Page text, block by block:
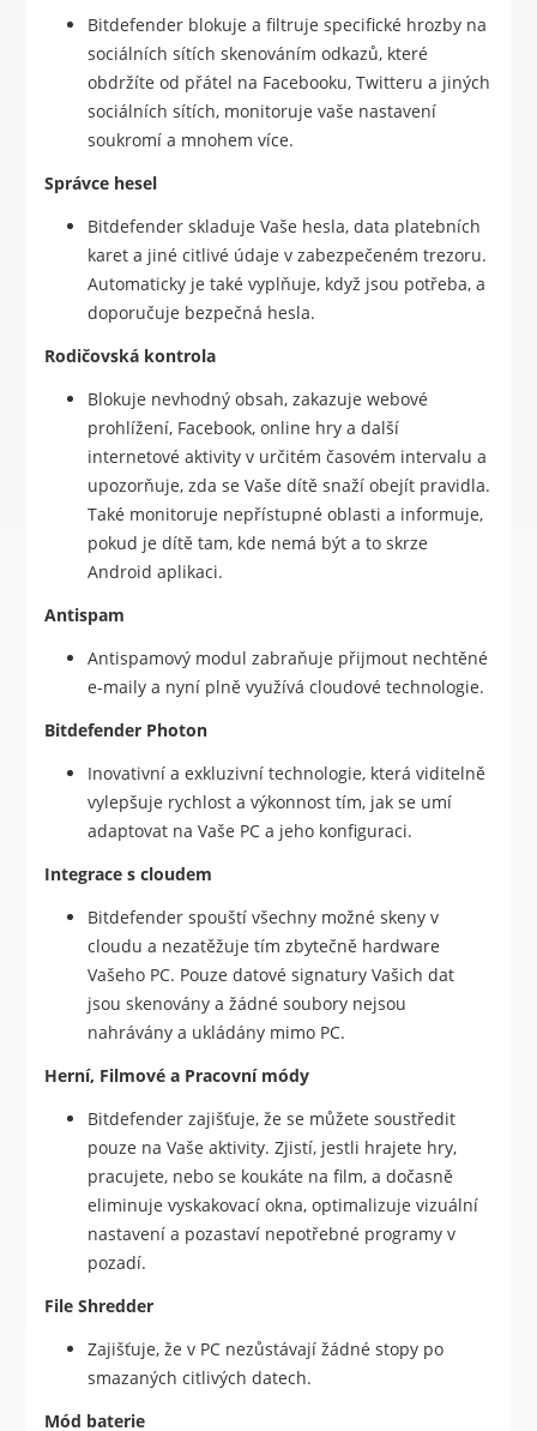
Bitdefender blokuje a filtruje specifické hrozby na
sociálních sítích skenováním odkazů, které
obdržíte od přátel na Facebooku, Twitteru a jiných
sociálních sítích, monitoruje vaše nastavení
soukromí a mnohem více.
Správce hesel
Bitdefender skladuje Vaše hesla, data platebních
karet a jiné citlivé údaje v zabezpečeném trezoru.
Automaticky je také vyplňuje, když jsou potřeba, a
doporučuje bezpečná hesla.
Rodičovská kontrola
Blokuje nevhodný obsah, zakazuje webové
prohlížení, Facebook, online hry a další
internetové aktivity v určitém časovém intervalu a
upozorňuje, zda se Vaše dítě snaží obejít pravidla.
Také monitoruje nepřístupné oblasti a informuje,
pokud je dítě tam, kde nemá být a to skrze
Android aplikaci.
Antispam
Antispamový modul zabraňuje přijmout nechtěné
e-maily a nyní plně využívá cloudové technologie.
Bitdefender Photon
Inovativní a exkluzivní technologie, která viditelně
vylepšuje rychlost a výkonnost tím, jak se umí
adaptovat na Vaše PC a jeho konfiguraci.
Integrace s cloudem
Bitdefender spouští všechny možné skeny v
cloudu a nezatěžuje tím zbytečně hardware
Vašeho PC. Pouze datové signatury Vašich dat
jsou skenovány a žádné soubory nejsou
nahrávány a ukládány mimo PC.
Herní, Filmové a Pracovní módy
Bitdefender zajišťuje, že se můžete soustředit
pouze na Vaše aktivity. Zjistí, jestli hrajete hry,
pracujete, nebo se koukáte na film, a dočasně
eliminuje vyskakovací okna, optimalizuje vizuální
nastavení a pozastaví nepotřebné programy v
pozadí.
File Shredder
Zajišťuje, že v PC nezůstávají žádné stopy po
smazaných citlivých datech.
Mód baterie